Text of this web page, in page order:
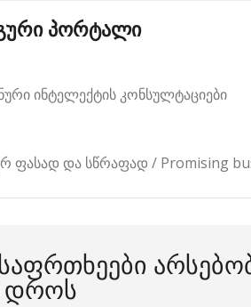
პორტალი
ინტელექტის კონსულტაციები
ფასად და სწრაფად / Promising
ᲓᲠᲝᲡ